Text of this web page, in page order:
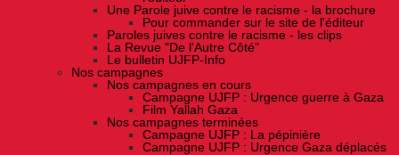
Une Parole juive contre le racisme - la brochure
Pour commander sur le site de l'éditeur
Paroles juives contre le racisme - les clips
La Revue "De l'Autre Côté"
Le bulletin UJFP-Info
Nos campagnes
Nos campagnes en cours
Campagne UJFP : Urgence guerre à Gaza
Film Yallah Gaza
Nos campagnes terminées
Campagne UJFP : La pépinière
Campagne UJFP : Urgence Gaza déplacés